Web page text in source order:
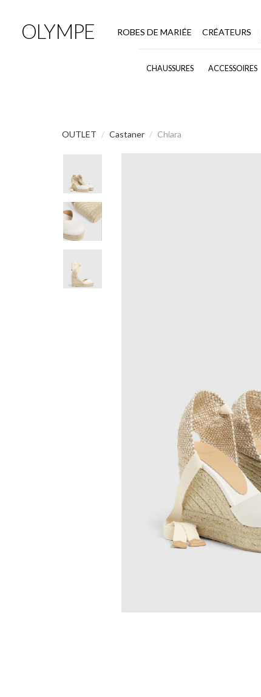
OLYMPE ROBES DE MARIÉE CRÉATEURS
CHAUSSURES ACCESSOIRES
OUTLET Castaner Chiara